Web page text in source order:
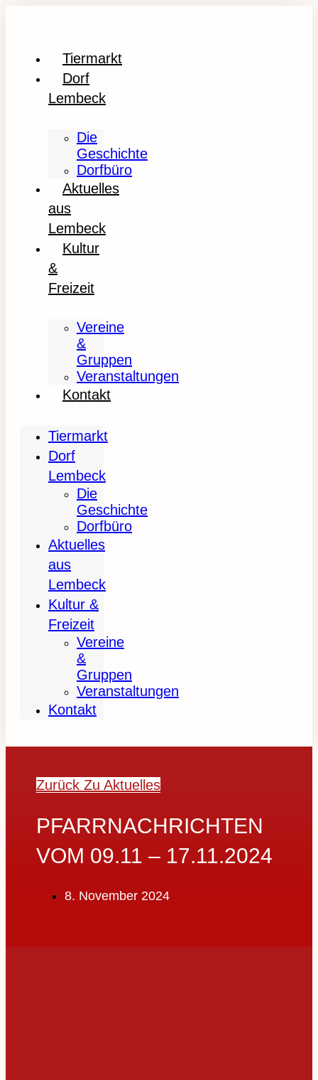
Tiermarkt
Dorf
Lembeck
Die
Geschichte
Dorfbüro
Aktuelles
aus
Lembeck
Kultur
&
Freizeit
Vereine
&
Gruppen
Veranstaltungen
Kontakt
Tiermarkt
Dorf
Lembeck
Die
Geschichte
Dorfbüro
Aktuelles
aus
Lembeck
Kultur &
Freizeit
Vereine
&
Gruppen
Veranstaltungen
Kontakt
Zurück Zu Aktuelles
PFARRNACHRICHTEN
VOM 09.11 – 17.11.2024
8. November 2024